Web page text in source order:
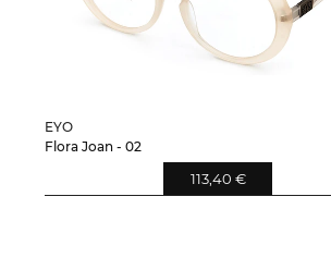
EYO
Flora Joan - 02
113,40 €